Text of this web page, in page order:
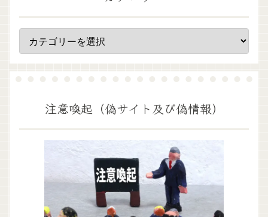
注意喚起（偽サイト及び偽情報）